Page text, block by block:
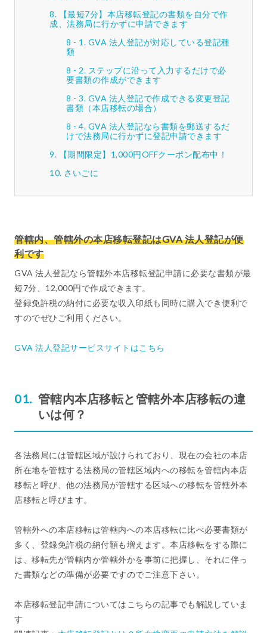
【最短7分】本店移転登記の書類を自分で作
成、法務局に行かずに申請できます
GVA 法人登記が対応している登記種
類
ステップに沿って入力するだけで必
要書類の作成ができます
GVA 法人登記で作成できる変更登記
書類（本店移転の場合）
GVA 法人登記なら書類を郵送するだ
けで法務局に行かずに登記申請できます
【期間限定】1,000円OFFクーポン配布中！
さいごに
管轄内、管轄外の本店移転登記はGVA 法人登記が便
利です
GVA 法人登記なら管轄外本店移転登記申請に必要な書類が最
短7分、12,000円で作成できます。
登録免許税の納付に必要な収入印紙も同時に購入でき便利で
すのでぜひご利用ください。
GVA 法人登記サービスサイトはこちら
管轄内本店移転と管轄外本店移転の違
いは何？
各法務局には管轄区域が設けられており、現在の会社の本店
所在地を管轄する法務局の管轄区域内への移転を管轄内本店
移転と呼び、他の法務局が管轄する区域への移転を管轄外本
店移転と呼びます。
管轄外への本店移転は管轄内への本店移転に比べ必要書類が
多く、登録免許税の納付額も増えます。本店移転をする際に
は、移転先が管轄内か管轄外かを事前に把握し、それに伴っ
た書類などの準備が必要ですのでご注意下さい。
本店移転登記申請についてはこちらの記事でも解説していま
す